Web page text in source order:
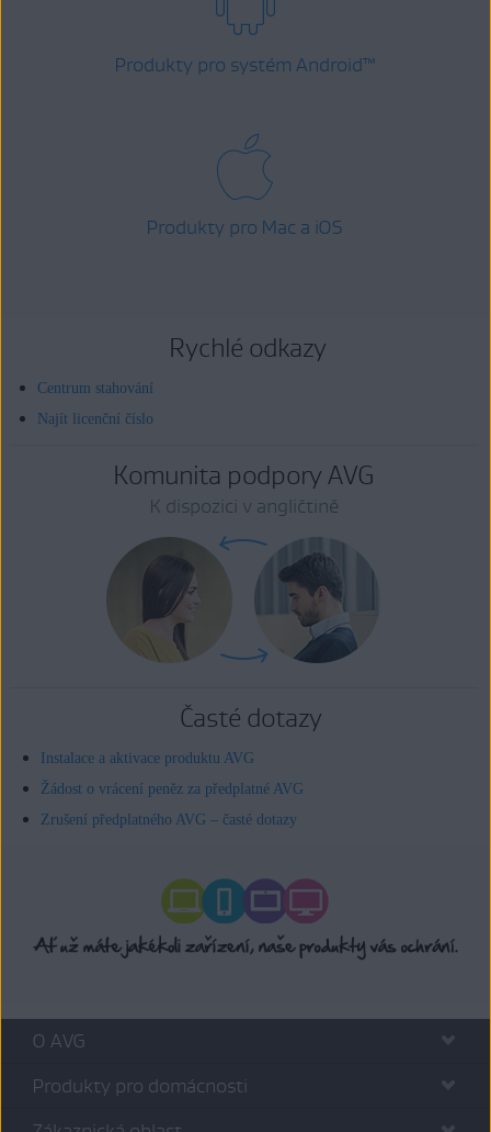
Produkty pro systém Android™
Produkty pro Mac a iOS
Rychlé odkazy
Centrum stahování
Najít licenční číslo
Komunita podpory AVG
K dispozici v angličtině
Časté dotazy
Instalace a aktivace produktu AVG
Žádost o vrácení peněz za předplatné AVG
Zrušení předplatného AVG – časté dotazy
O AVG
Produkty pro domácnosti